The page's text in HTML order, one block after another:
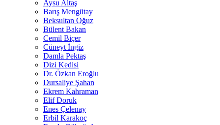
Aysu Altaş
Barış Mengütay
Beksultan Oğuz
Bülent Bakan
Cemil Biçer
Cüneyt İngiz
Damla Pektaş
Dizi Kedisi
Dr. Özkan Eroğlu
Dursaliye Şahan
Ekrem Kahraman
Elif Doruk
Enes Çelenay
Erbil Karakoç